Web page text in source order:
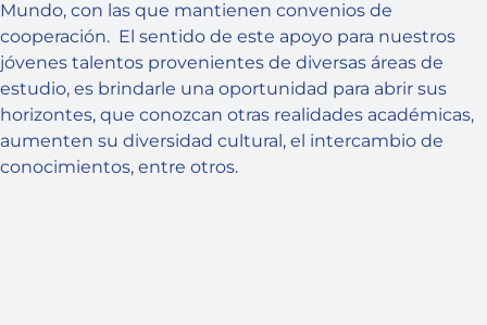
Mundo, con las que mantienen convenios de
cooperación. El sentido de este apoyo para nuestros
jóvenes talentos provenientes de diversas áreas de
estudio, es brindarle una oportunidad para abrir sus
horizontes, que conozcan otras realidades académicas,
aumenten su diversidad cultural, el intercambio de
conocimientos, entre otros.